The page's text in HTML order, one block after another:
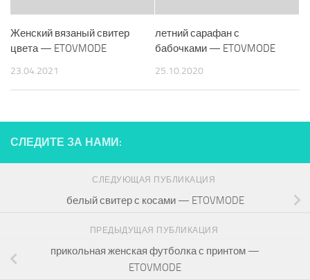
Женский вязаный свитер
цвета — ETOVMODE
23.04.2021
летний сарафан с
бабочками — ETOVMODE
25.10.2020
СЛЕДИТЕ ЗА НАМИ:
СЛЕДУЮЩАЯ ПУБЛИКАЦИЯ
белый свитер с косами — ETOVMODE
ПРЕДЫДУЩАЯ ПУБЛИКАЦИЯ
прикольная женская футболка с принтом —
ETOVMODE